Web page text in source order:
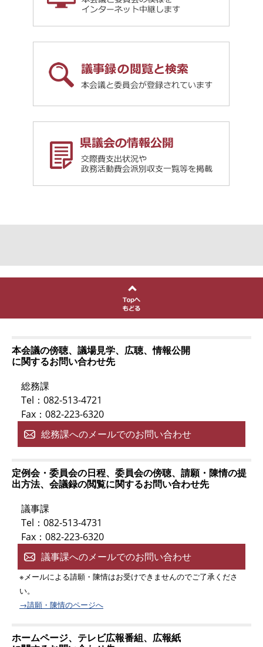
本会議の傍聴、議場見学、広聴、情報公開
に関するお問い合わせ先
総務課
Tel：082-513-4721
Fax：082-223-6320
総務課へのメールでのお問い合わせ
定例会・委員会の日程、委員会の傍聴、請願・陳情の提
出方法、会議録の閲覧に関するお問い合わせ先
議事課
Tel：082-513-4731
Fax：082-223-6320
議事課へのメールでのお問い合わせ
※メールによる請願・陳情はお受けできませんのでご了承くださ
い。
→請願・陳情のページへ
ホームページ、テレビ広報番組、広報紙